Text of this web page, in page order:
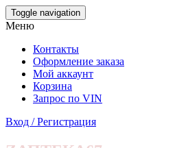
Skip
to
content
Toggle navigation
Меню
Контакты
Оформление заказа
Мой аккаунт
Корзина
Запрос по VIN
Вход / Регистрация